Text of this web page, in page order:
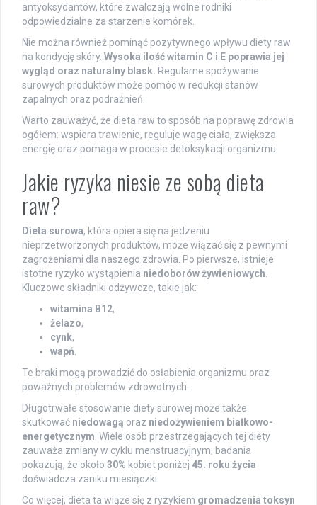
antyoksydantów, które zwalczają wolne rodniki
odpowiedzialne za starzenie komórek.
Nie można również pominąć pozytywnego wpływu diety raw
na kondycję skóry. Wysoka ilość witamin C i E poprawia jej
wygląd oraz naturalny blask. Regularne spożywanie
surowych produktów może pomóc w redukcji stanów
zapalnych oraz podrażnień.
Warto zauważyć, że dieta raw to sposób na poprawę zdrowia
ogółem: wspiera trawienie, reguluje wagę ciała, zwiększa
energię oraz pomaga w procesie detoksykacji organizmu.
Jakie ryzyka niesie ze sobą dieta
raw?
Dieta surowa, która opiera się na jedzeniu
nieprzetworzonych produktów, może wiązać się z pewnymi
zagrożeniami dla naszego zdrowia. Po pierwsze, istnieje
istotne ryzyko wystąpienia niedoborów żywieniowych.
Kluczowe składniki odżywcze, takie jak:
witamina B12,
żelazo,
cynk,
wapń.
Te braki mogą prowadzić do osłabienia organizmu oraz
poważnych problemów zdrowotnych.
Długotrwałe stosowanie diety surowej może także
skutkować niedowagą oraz niedożywieniem białkowo-
energetycznym. Wiele osób przestrzegających tej diety
zauważa zmiany w cyklu menstruacyjnym; badania
pokazują, że około 30% kobiet poniżej 45. roku życia
doświadcza zaniku miesiączki.
Co więcej, dieta ta wiąże się z ryzykiem gromadzenia toksyn